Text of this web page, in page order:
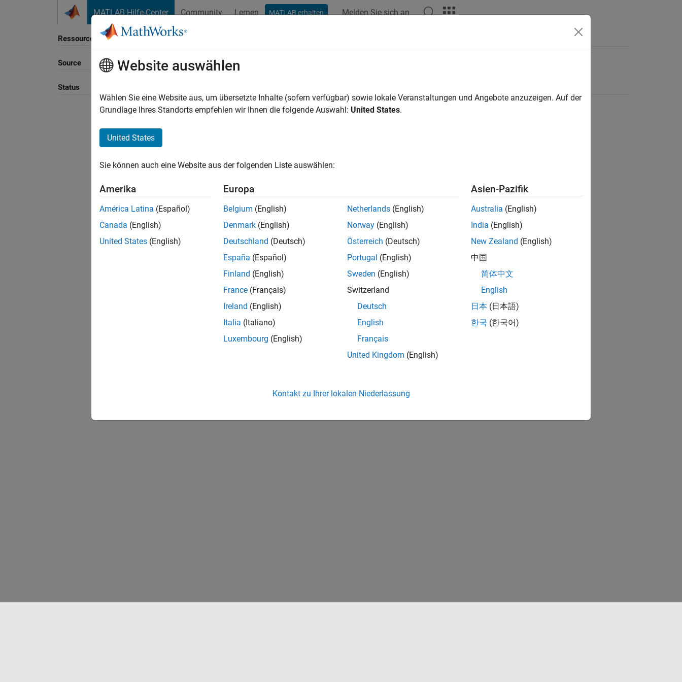
MATLAB Hilfe-Center Community Lernen MATLAB erhalten Melden Sie sich an
Ressource
Source
Status
Sortieren nach
Website auswählen
Wählen Sie eine Website aus, um übersetzte Inhalte (sofern verfügbar) sowie lokale Veranstaltungen und Angebote anzuzeigen. Auf der
Grundlage Ihres Standorts empfehlen wir Ihnen die folgende Auswahl: United States.
United States
Sie können auch eine Website aus der folgenden Liste auswählen:
Amerika
América Latina (Español)
Canada (English)
United States (English)
Europa
Belgium (English)
Denmark (English)
Deutschland (Deutsch)
España (Español)
Finland (English)
France (Français)
Ireland (English)
Italia (Italiano)
Luxembourg (English)
Netherlands (English)
Norway (English)
Österreich (Deutsch)
Portugal (English)
Sweden (English)
Switzerland
Deutsch
English
Français
United Kingdom (English)
Asien-Pazifik
Australia (English)
India (English)
New Zealand (English)
中国
简体中文
English
日本 (日本語)
한국 (한국어)
Kontakt zu Ihrer lokalen Niederlassung